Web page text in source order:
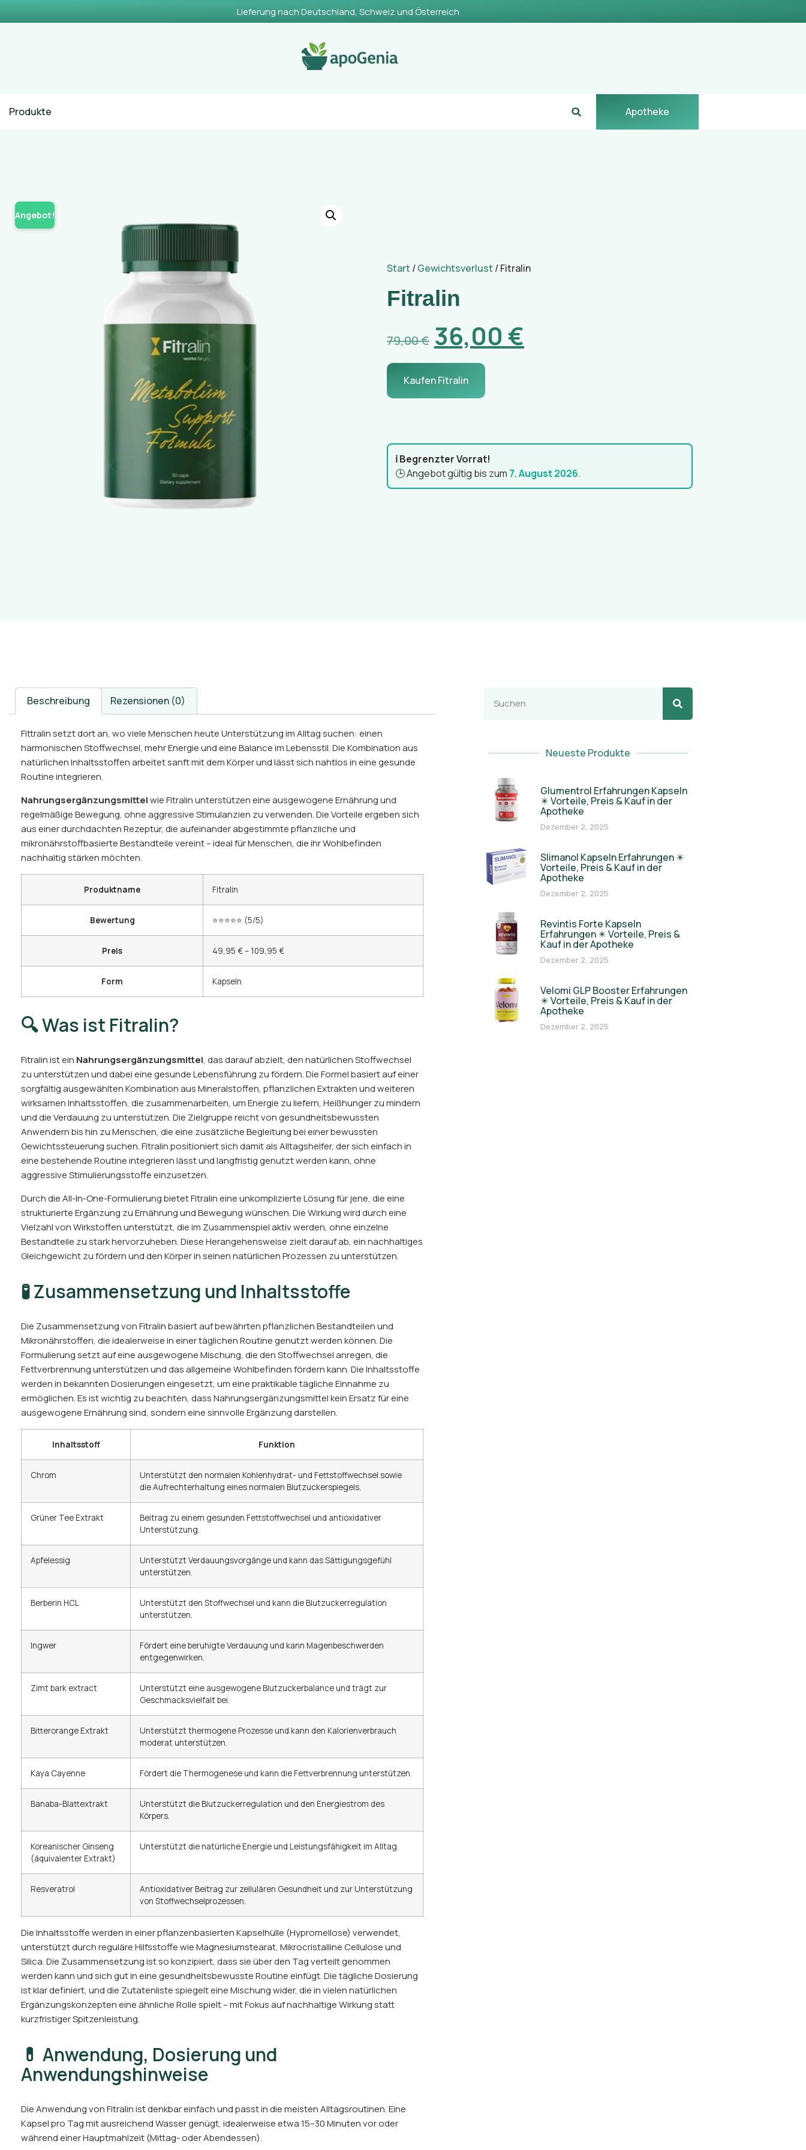
Lieferung nach Deutschland, Schweiz und Österreich
Produkte Apotheke
Angebot!
Start /Gewichtsverlust / Fitralin
Fitralin
79,00€ 36,00 €
Kaufen Fitralin
ℹ️ Begrenzter Vorrat!
🕒 Angebot gültig bis zum 7. August 2026.
Beschreibung Rezensionen (0)
Fittralin setzt dort an, wo viele Menschen heute Unterstützung im Alltag suchen: einen
harmonischen Stoffwechsel, mehr Energie und eine Balance im Lebensstil. Die Kombination aus
natürlichen Inhaltsstoffen arbeitet sanft mit dem Körper und lässt sich nahtlos in eine gesunde
Routine integrieren.
Nahrungsergänzungsmittelwie Fitralin unterstützen eine ausgewogene Ernährung und
regelmäßige Bewegung, ohne aggressive Stimulanzien zu verwenden. Die Vorteile ergeben sich
aus einer durchdachten Rezeptur, die aufeinander abgestimmte pflanzliche und
mikronährstoffbasierte Bestandteile vereint – ideal für Menschen, die ihr Wohlbefinden
nachhaltig stärken möchten.
Produktname Fitralin
Bewertung ⭐⭐⭐⭐⭐ (5/5)
Preis 49,95 € – 109,95 €
Form Kapseln
🔍 Was ist Fitralin?
Fitralin ist ein Nahrungsergänzungsmittel, das darauf abzielt, den natürlichen Stoffwechsel
zu unterstützen und dabei eine gesunde Lebensführung zu fördern. Die Formel basiert auf einer
sorgfältig ausgewählten Kombination aus Mineralstoffen, pflanzlichen Extrakten und weiteren
wirksamen Inhaltsstoffen, die zusammenarbeiten, um Energie zu liefern, Heißhunger zu mindern
und die Verdauung zu unterstützen. Die Zielgruppe reicht von gesundheitsbewussten
Anwendern bis hin zu Menschen, die eine zusätzliche Begleitung bei einer bewussten
Gewichtssteuerung suchen. Fitralin positioniert sich damit als Alltagshelfer, der sich einfach in
eine bestehende Routine integrieren lässt und langfristig genutzt werden kann, ohne
aggressive Stimulierungsstoffe einzusetzen.
Durch die All-In-One-Formulierung bietet Fitralin eine unkomplizierte Lösung für jene, die eine
strukturierte Ergänzung zu Ernährung und Bewegung wünschen. Die Wirkung wird durch eine
Vielzahl von Wirkstoffen unterstützt, die im Zusammenspiel aktiv werden, ohne einzelne
Bestandteile zu stark hervorzuheben. Diese Herangehensweise zielt darauf ab, ein nachhaltiges
Gleichgewicht zu fördern und den Körper in seinen natürlichen Prozessen zu unterstützen.
🧪 Zusammensetzung und Inhaltsstoffe
Die Zusammensetzung von Fitralin basiert auf bewährten pflanzlichen Bestandteilen und
Mikronährstoffen, die idealerweise in einer täglichen Routine genutzt werden können. Die
Formulierung setzt auf eine ausgewogene Mischung, die den Stoffwechsel anregen, die
Fettverbrennung unterstützen und das allgemeine Wohlbefinden fördern kann. Die Inhaltsstoffe
werden in bekannten Dosierungen eingesetzt, um eine praktikable tägliche Einnahme zu
ermöglichen. Es ist wichtig zu beachten, dass Nahrungsergänzungsmittel kein Ersatz für eine
ausgewogene Ernährung sind, sondern eine sinnvolle Ergänzung darstellen.
Inhaltsstoff Funktion
Chrom
Unterstützt den normalen Kohlenhydrat- und Fettstoffwechsel sowie
die Aufrechterhaltung eines normalen Blutzuckerspiegels.
Grüner Tee Extrakt
Beitrag zu einem gesunden Fettstoffwechsel und antioxidativer
Unterstützung.
Apfelessig
Unterstützt Verdauungsvorgänge und kann das Sättigungsgefühl
unterstützen.
Berberin HCL
Unterstützt den Stoffwechsel und kann die Blutzuckerregulation
unterstützen.
Ingwer
Fördert eine beruhigte Verdauung und kann Magenbeschwerden
entgegenwirken.
Zimt bark extract
Unterstützt eine ausgewogene Blutzuckerbalance und trägt zur
Geschmacksvielfalt bei.
Bitterorange Extrakt
Unterstützt thermogene Prozesse und kann den Kalorienverbrauch
moderat unterstützen.
Kaya Cayenne Fördert die Thermogenese und kann die Fettverbrennung unterstützen.
Banaba-Blattextrakt
Unterstützt die Blutzuckerregulation und den Energiestrom des
Körpers.
Koreanischer Ginseng
(äquivalenter Extrakt)
Unterstützt die natürliche Energie und Leistungsfähigkeit im Alltag.
Resveratrol
Antioxidativer Beitrag zur zellulären Gesundheit und zur Unterstützung
von Stoffwechselprozessen.
Die Inhaltsstoffe werden in einer pflanzenbasierten Kapselhülle (Hypromellose) verwendet,
unterstützt durch reguläre Hilfsstoffe wie Magnesiumstearat, Mikrocristalline Cellulose und
Silica. Die Zusammensetzung ist so konzipiert, dass sie über den Tag verteilt genommen
werden kann und sich gut in eine gesundheitsbewusste Routine einfügt. Die tägliche Dosierung
ist klar definiert, und die Zutatenliste spiegelt eine Mischung wider, die in vielen natürlichen
Ergänzungskonzepten eine ähnliche Rolle spielt – mit Fokus auf nachhaltige Wirkung statt
kurzfristiger Spitzenleistung.
💊 Anwendung, Dosierung und
Anwendungshinweise
Die Anwendung von Fitralin ist denkbar einfach und passt in die meisten Alltagsroutinen. Eine
Kapsel pro Tag mit ausreichend Wasser genügt, idealerweise etwa 15–30 Minuten vor oder
während einer Hauptmahlzeit (Mittag- oder Abendessen).
Neueste Produkte
Glumentrol Erfahrungen Kapseln
✴️ Vorteile, Preis & Kauf in der
Apotheke
Dezember 2, 2025
Slimanol Kapseln Erfahrungen ✴️
Vorteile, Preis & Kauf in der
Apotheke
Dezember 2, 2025
Revintis Forte Kapseln
Erfahrungen ✴️ Vorteile, Preis &
Kauf in der Apotheke
Dezember 2, 2025
Velomi GLP Booster Erfahrungen
✴️ Vorteile, Preis & Kauf in der
Apotheke
Dezember 2, 2025